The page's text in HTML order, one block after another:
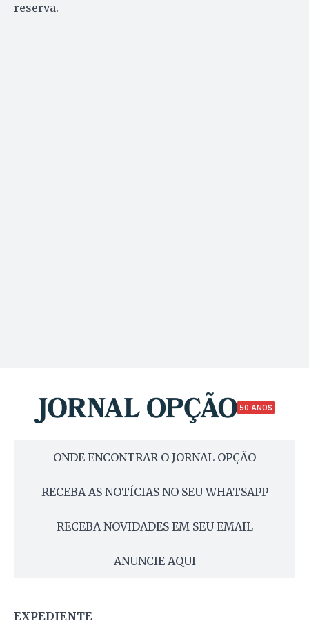
reserva.
50 ANOS
ONDE ENCONTRAR O JORNAL OPÇÃO
RECEBA AS NOTÍCIAS NO SEU WHATSAPP
RECEBA NOVIDADES EM SEU EMAIL
ANUNCIE AQUI
EXPEDIENTE